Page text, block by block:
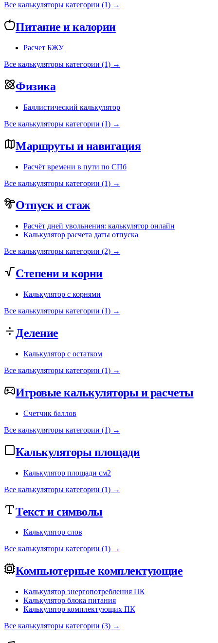
Все калькуляторы категории (1) →
Питание и калории
Расчет БЖУ
Все калькуляторы категории (1) →
Физика
Баллистический калькулятор
Все калькуляторы категории (1) →
Маршруты и навигация
Расчёт времени в пути по СПб
Все калькуляторы категории (1) →
Отпуск и стаж
Расчёт дней увольнения: калькулятор онлайн
Калькулятор расчета даты отпуска
Все калькуляторы категории (2) →
Степени и корни
Калькулятор с корнями
Все калькуляторы категории (1) →
Деление
Калькулятор с остатком
Все калькуляторы категории (1) →
Игровые калькуляторы и расчеты
Счетчик баллов
Все калькуляторы категории (1) →
Калькуляторы площади
Калькулятор площади см2
Все калькуляторы категории (1) →
Текст и символы
Калькулятор слов
Все калькуляторы категории (1) →
Компьютерные комплектующие
Калькулятор энергопотребления ПК
Калькулятор блока питания
Калькулятор комплектующих ПК
Все калькуляторы категории (3) →